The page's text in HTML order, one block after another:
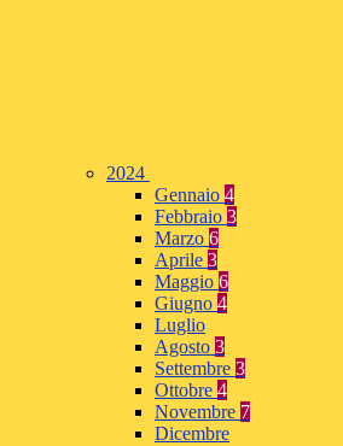
2024
Gennaio 4
Febbraio 3
Marzo 6
Aprile 3
Maggio 6
Giugno 4
Luglio
Agosto 3
Settembre 3
Ottobre 4
Novembre 7
Dicembre